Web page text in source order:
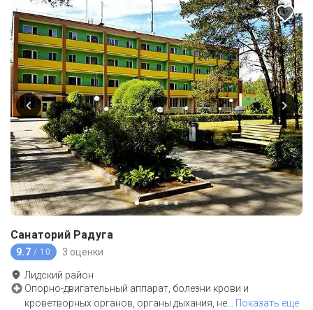
Санаторий Радуга
9.7 / 10 3 оценки
Лидский район
Опорно-двигательный аппарат, болезни крови и
кроветворных органов, органы дыхания, не… Показать еще